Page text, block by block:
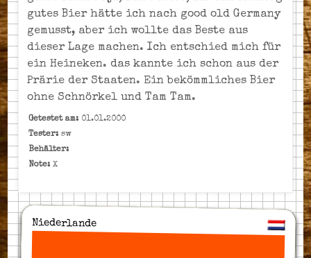
gutes Bier hätte ich nach good old Germany
gemusst, aber ich wollte das Beste aus
dieser Lage machen. Ich entschied mich für
ein Heineken. das kannte ich schon aus der
Prärie der Staaten. Ein bekömmliches Bier
ohne Schnörkel und Tam Tam.
Getestet am: 01.01.2000
Tester: sw
Behälter:
Note: X
Niederlande